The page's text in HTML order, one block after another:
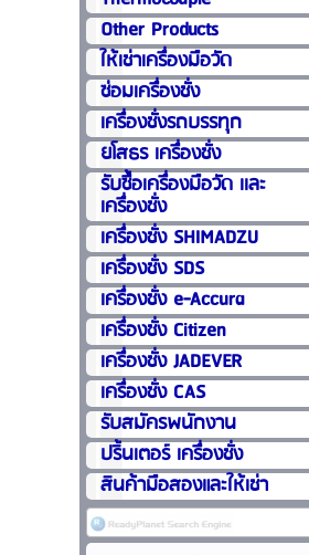
Other Products
ให้เช่าเครื่องมือวัด
ซ่อมเครื่องชั่ง
เครื่องชั่งรถบรรทุก
ยโสธร เครื่องชั่ง
รับซื้อเครื่องมือวัด เเละ
เครื่องชั่ง
เครื่องชั่ง SHIMADZU
เครื่องชั่ง SDS
เครื่องชั่ง e-Accura
เครื่องชั่ง Citizen
เครื่องชั่ง JADEVER
เครื่องชั่ง CAS
รับสมัครพนักงาน
ปริ้นเตอร์ เครื่องชั่ง
สินค้ามือสองและให้เช่า